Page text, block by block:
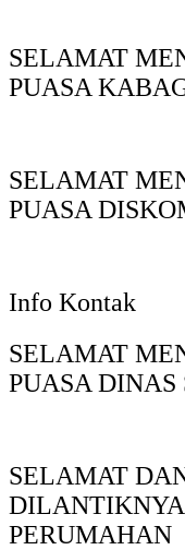
SELAMAT
PUASA
SELAMAT
PUASA
Info Kontak
SELAMAT
PUASA DINAS
SELAMAT
PERUMAHAN